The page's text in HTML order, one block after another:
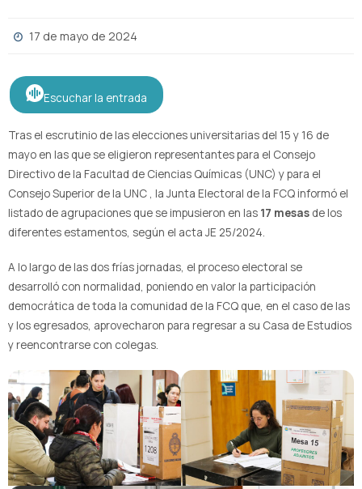
17 de mayo de 2024
Escuchar la entrada
Tras el escrutinio de las elecciones universitarias del 15 y 16 de
mayo en las que se eligieron representantes para el Consejo
Directivo de la Facultad de Ciencias Químicas (UNC) y para el
Consejo Superior de la UNC , la Junta Electoral de la FCQ informó el
listado de agrupaciones que se impusieron en las 17 mesas de los
diferentes estamentos, según el acta JE 25/2024.
A lo largo de las dos frías jornadas, el proceso electoral se
desarrolló con normalidad, poniendo en valor la participación
democrática de toda la comunidad de la FCQ que, en el caso de las
y los egresados, aprovecharon para regresar a su Casa de Estudios
y reencontrarse con colegas.